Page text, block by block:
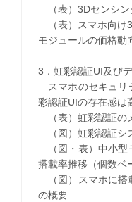
（表）3Dセンシン
（表）スマホ向け
モジュールの価格動
3．虹彩認証UI及び
スマホのセキュリ
彩認証UIの存在感は
（表）虹彩認証の
（図）虹彩認証シ
（図・表）中小型
搭載率推移（個数ベ
（図）スマホに搭
の概要